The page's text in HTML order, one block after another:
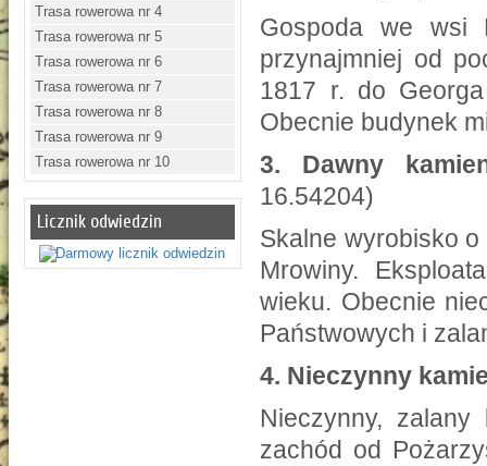
Trasa rowerowa nr 4
Trasa rowerowa nr 5
Trasa rowerowa nr 6
Trasa rowerowa nr 7
Trasa rowerowa nr 8
Trasa rowerowa nr 9
Trasa rowerowa nr 10
Licznik odwiedzin
Gospoda we wsi
przynajmniej od
1817 r. do
Obecnie budynek
3.
Dawny
16.54204)
Skalne wyrobisko
Mrowiny.
wieku. Obecnie
Państwowych i
4. Nieczynny
Nieczynny, zalany
zachód od